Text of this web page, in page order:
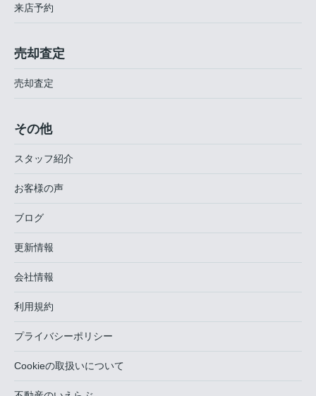
来店予約
売却査定
売却査定
その他
スタッフ紹介
お客様の声
ブログ
更新情報
会社情報
利用規約
プライバシーポリシー
Cookieの取扱いについて